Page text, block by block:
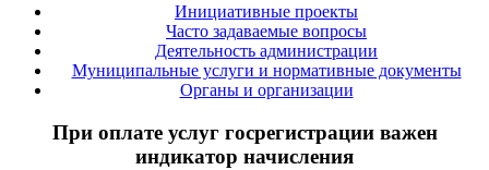
Инициативные проекты
Часто задаваемые вопросы
Деятельность администрации
Муниципальные услуги и нормативные документы
Органы и организации
При оплате услуг госрегистрации важен
индикатор начисления